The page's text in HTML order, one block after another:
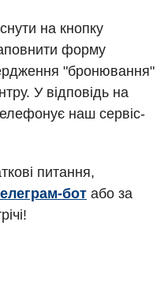
та неврології
на кнопку
форму
"бронювання"
У відповідь на
наш сервіс-
питання,
бот або за